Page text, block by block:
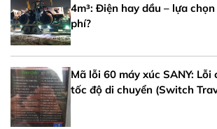
4m³: Điện hay dầu – lựa
phí?
Mã lỗi 60 máy xúc SANY: Lỗi
tốc độ di chuyển (Switch